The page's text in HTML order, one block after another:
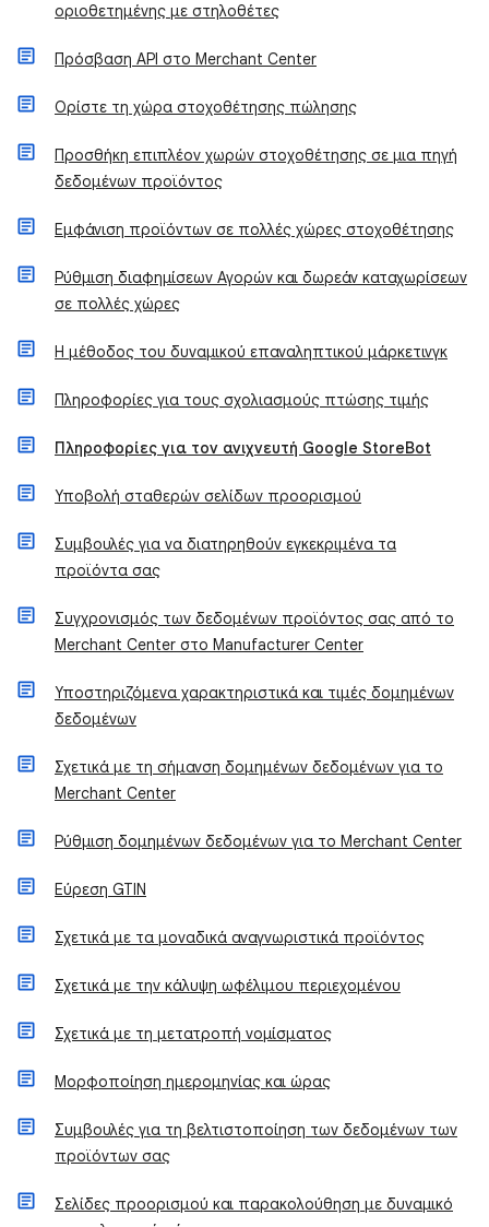
οριοθετημένης με στηλοθέτες
Πρόσβαση API στο Merchant Center
Ορίστε τη χώρα στοχοθέτησης πώλησης
Προσθήκη επιπλέον χωρών στοχοθέτησης σε μια πηγή
δεδομένων προϊόντος
Εμφάνιση προϊόντων σε πολλές χώρες στοχοθέτησης
Ρύθμιση διαφημίσεων Αγορών και δωρεάν καταχωρίσεων
σε πολλές χώρες
Η μέθοδος του δυναμικού επαναληπτικού μάρκετινγκ
Πληροφορίες για τους σχολιασμούς πτώσης τιμής
Πληροφορίες για τον ανιχνευτή Google StoreBot
Υποβολή σταθερών σελίδων προορισμού
Συμβουλές για να διατηρηθούν εγκεκριμένα τα
προϊόντα σας
Συγχρονισμός των δεδομένων προϊόντος σας από το
Merchant Center στο Manufacturer Center
Υποστηριζόμενα χαρακτηριστικά και τιμές δομημένων
δεδομένων
Σχετικά με τη σήμανση δομημένων δεδομένων για το
Merchant Center
Ρύθμιση δομημένων δεδομένων για το Merchant Center
Εύρεση GTIN
Σχετικά με τα μοναδικά αναγνωριστικά προϊόντος
Σχετικά με την κάλυψη ωφέλιμου περιεχομένου
Σχετικά με τη μετατροπή νομίσματος
Μορφοποίηση ημερομηνίας και ώρας
Συμβουλές για τη βελτιστοποίηση των δεδομένων των
προϊόντων σας
Σελίδες προορισμού και παρακολούθηση με δυναμικό